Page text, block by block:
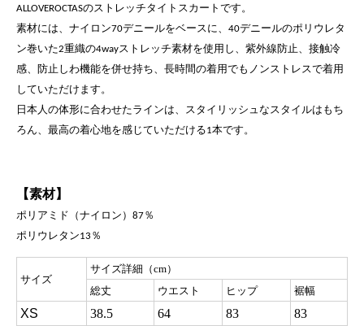
ALLOVEROCTASのストレッチタイトスカートです。
素材には、ナイロン70デニールをベースに、 40デニールのポリウレタ
ン巻いた2重織の4wayストレッチ素材を使用し、 紫外線防止、接触冷
感、防止しわ機能を併せ持ち、長時間の着用でもノンストレスで着用
していただけます。
日本人の体形に合わせたラインは、スタイリッシュなスタイルは もち
ろん、最高の着心地を感じていただける1本です。
【素材】
ポリアミド（ナイロン） 87％
ポリウレタン13 ％
サイズ
サイズ詳細（cm）
総丈
ウエスト ヒップ 裾幅
XS 38.5 64 83
83